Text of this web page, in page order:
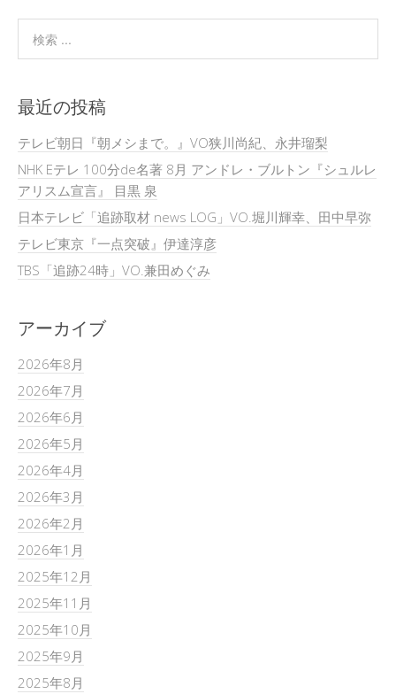
最近の投稿
テレビ朝日『朝メシまで。』VO狭川尚紀、永井瑠梨
NHK Eテレ 100分de名著 8月 アンドレ・ブルトン『シュルレ
アリスム宣言』 目黒 泉
日本テレビ「追跡取材 news LOG」VO.堀川輝幸、田中早弥
テレビ東京『一点突破』伊達淳彦
TBS「追跡24時」VO.兼田めぐみ
アーカイブ
2026年8月
2026年7月
2026年6月
2026年5月
2026年4月
2026年3月
2026年2月
2026年1月
2025年12月
2025年11月
2025年10月
2025年9月
2025年8月